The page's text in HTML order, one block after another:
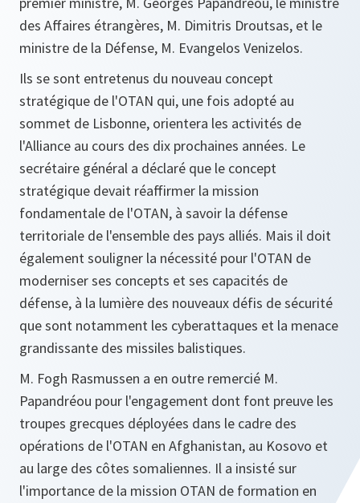
des Affaires étrangères, M. Dimitris Droutsas, et le
ministre de la Défense, M. Evangelos Venizelos.
Ils se sont entretenus du nouveau concept
stratégique de l'OTAN qui, une fois adopté au
sommet de Lisbonne, orientera les activités de
l'Alliance au cours des dix prochaines années. Le
secrétaire général a déclaré que le concept
stratégique devait réaffirmer la mission
fondamentale de l'OTAN, à savoir la défense
territoriale de l'ensemble des pays alliés. Mais il doit
également souligner la nécessité pour l'OTAN de
moderniser ses concepts et ses capacités de
défense, à la lumière des nouveaux défis de sécurité
que sont notamment les cyberattaques et la menace
grandissante des missiles balistiques.
M. Fogh Rasmussen a en outre remercié M.
Papandréou pour l'engagement dont font preuve les
troupes grecques déployées dans le cadre des
opérations de l'OTAN en Afghanistan, au Kosovo et
au large des côtes somaliennes. Il a insisté sur
l'importance de la mission OTAN de formation en